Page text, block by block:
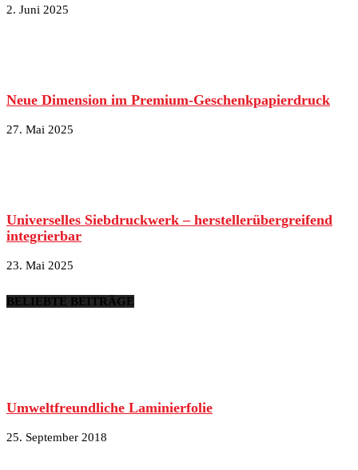
2. Juni 2025
Neue Dimension im Premium-Geschenkpapierdruck
27. Mai 2025
Universelles Siebdruckwerk – herstellerübergreifend
integrierbar
23. Mai 2025
BELIEBTE BEITRÄGE
Umweltfreundliche Laminierfolie
25. September 2018